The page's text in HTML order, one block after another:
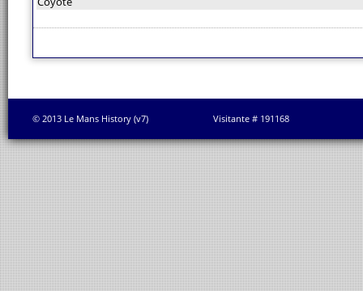
© 2013 Le Mans History (v7) Visitante # 191168